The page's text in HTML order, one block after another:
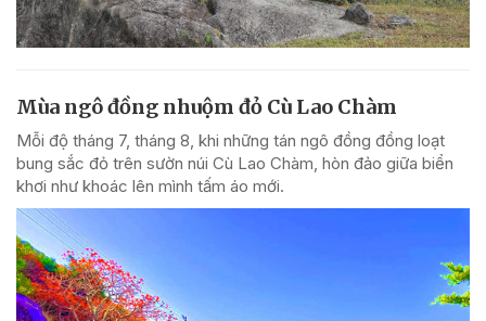
Mùa ngô đồng nhuộm đỏ Cù Lao Chàm
Mỗi độ tháng 7, tháng 8, khi những tán ngô đồng đồng loạt
bung sắc đỏ trên sườn núi Cù Lao Chàm, hòn đảo giữa biển
khơi như khoác lên mình tấm áo mới.